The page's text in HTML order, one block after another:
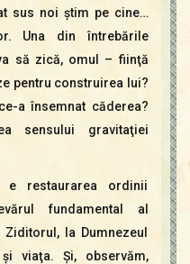
sus noi ştim pe cine…
Una din întrebările
să zică, omul – fiinţă
pentru construirea lui?
a însemnat căderea?
sensului gravitaţiei
e restaurarea ordinii
fundamental al
la Dumnezeul
viaţa. Şi, observăm,